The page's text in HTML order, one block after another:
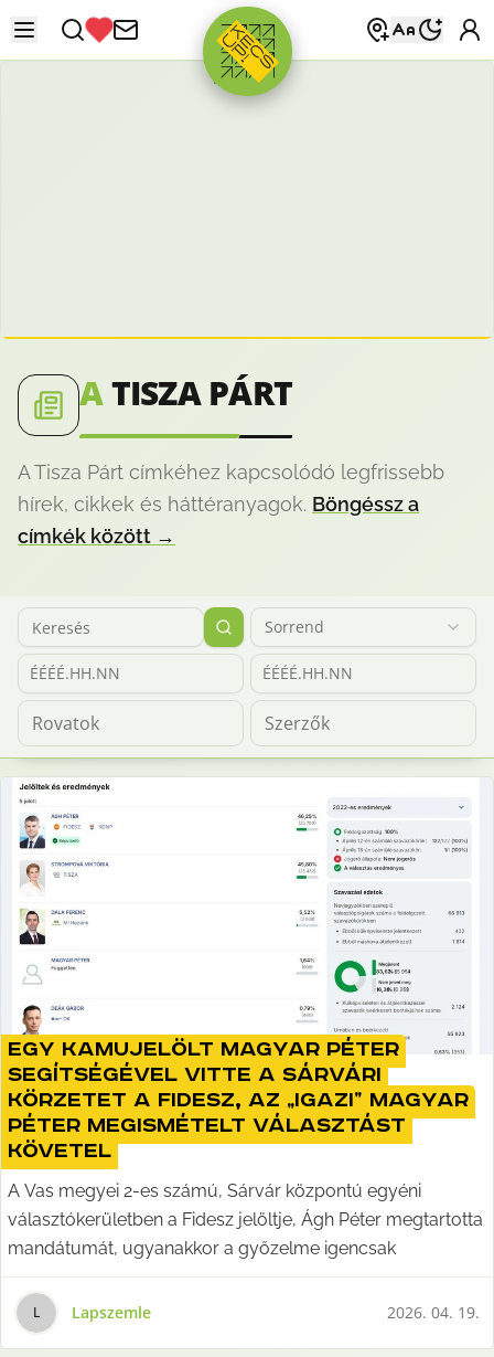
HIRDETÉS
ATISZA PÁRT
A Tisza Párt címkéhez kapcsolódó legfrissebb
hírek, cikkek és háttéranyagok. Böngéssz a
címkék között →
Sorrend
ÉÉÉÉ.HH.NN ÉÉÉÉ.HH.NN
Egy kamujelölt Magyar Péter
segítségével vitte a sárvári
körzetet a Fidesz, az „igazi” Magyar
Péter megismételt választást
követel
A Vas megyei 2-es számú, Sárvár központú egyéni
választókerületben a Fidesz jelöltje, Ágh Péter megtartotta
mandátumát, ugyanakkor a győzelme igencsak
L Lapszemle 2026. 04. 19.